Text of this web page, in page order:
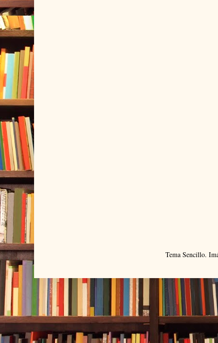
Tema Sencillo.